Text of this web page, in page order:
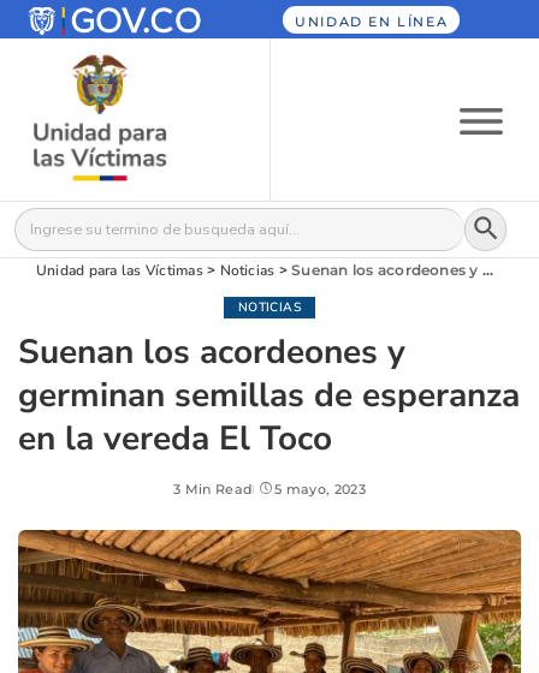
UNIDAD EN LÍNEA
Buscar: Botón
Unidad para las Víctimas> Noticias >Suenan los acordeones y germinan semillas de esperanza en la vereda El Toco
NOTICIAS
Suenan los acordeones y
germinan semillas de esperanza
en la vereda El Toco
3 Min Read 5 mayo, 2023